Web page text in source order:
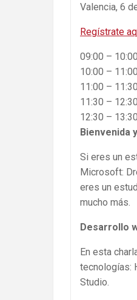
Valencia, 6
Regístrate
09:00 –
10:00 –
11:00 –
11:30 –
12:30 –
Bienvenida
Si eres un
Microsoft:
eres un
mucho más.
Desarrollo
En esta
tecnologías:
Studio.